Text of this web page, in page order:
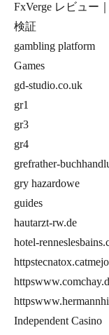
FxVerge レビュー
検証
gambling platform
Games
gd-studio.co.uk
gr1
gr3
gr4
grefrather-
gry hazardowe
guides
hautarzt-rw.de
hotel-
Independent Casino